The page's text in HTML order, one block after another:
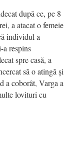
după ce, pe 8
a atacat o femeie
individul a
a respins
spre casă, a
să o atingă și
a coborât, Varga a
lovituri cu